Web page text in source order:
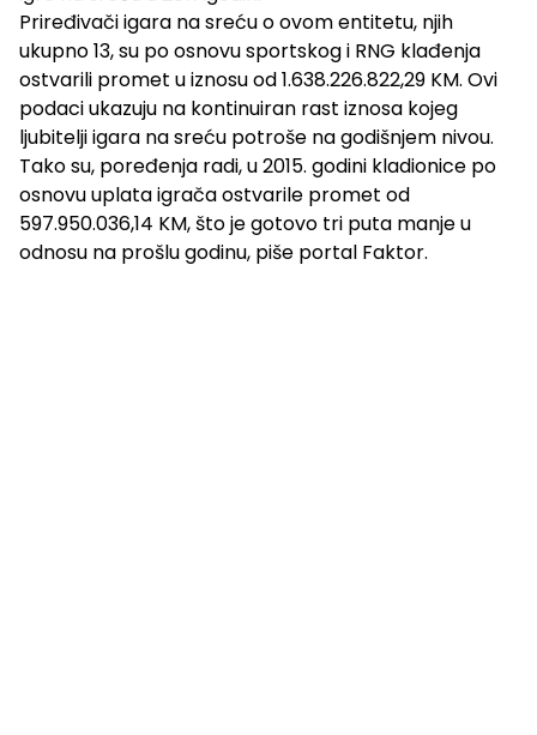
Priređivači igara na sreću o ovom entitetu, njih
ukupno 13, su po osnovu sportskog i RNG klađenja
ostvarili promet u iznosu od 1.638.226.822,29 KM. Ovi
podaci ukazuju na kontinuiran rast iznosa kojeg
ljubitelji igara na sreću potroše na godišnjem nivou.
Tako su, poređenja radi, u 2015. godini kladionice po
osnovu uplata igrača ostvarile promet od
597.950.036,14 KM, što je gotovo tri puta manje u
odnosu na prošlu godinu, piše portal Faktor.